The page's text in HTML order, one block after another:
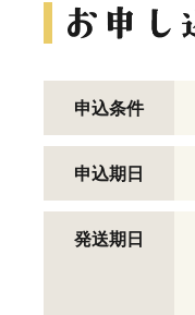
申込条件
申込期日
発送期日